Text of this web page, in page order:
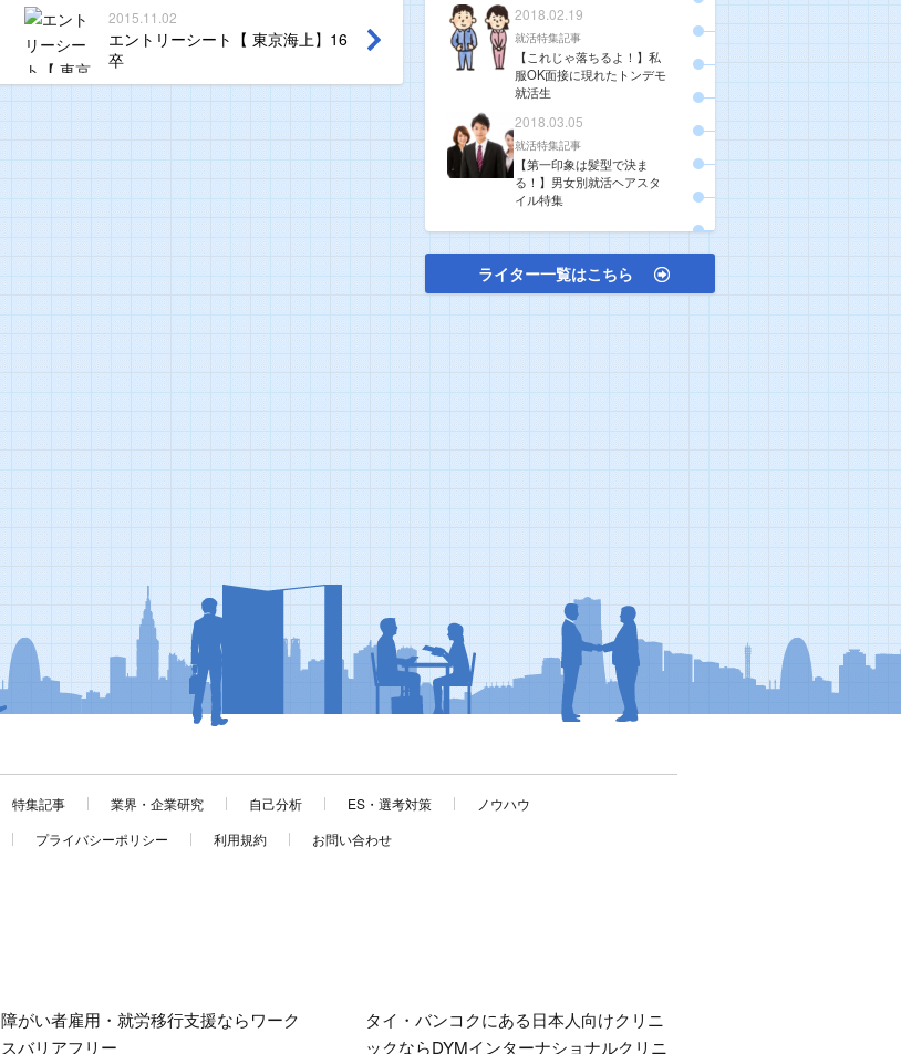
2015.11.02
エントリーシート【 東京海上】16
卒
2018.02.19
就活特集記事
【これじゃ落ちるよ！】私
服OK面接に現れたトンデモ
就活生
2018.03.05
就活特集記事
【第一印象は髪型で決ま
る！】男女別就活ヘアスタ
イル特集
ライター一覧はこちら
特集記事 業界・企業研究 自己分析 ES・選考対策
ノウハウ
プライバシーポリシー 利用規約 お問い合わせ
障がい者雇用・就労移行支援ならワーク
スバリアフリー
タイ・バンコクにある日本人向けクリニ
ックならDYMインターナショナルクリニ